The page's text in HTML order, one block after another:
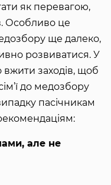
як перевагою,
Особливо це
ще далеко,
розвиватися. У
заходів, щоб
до медозбору
пасічникам
але не